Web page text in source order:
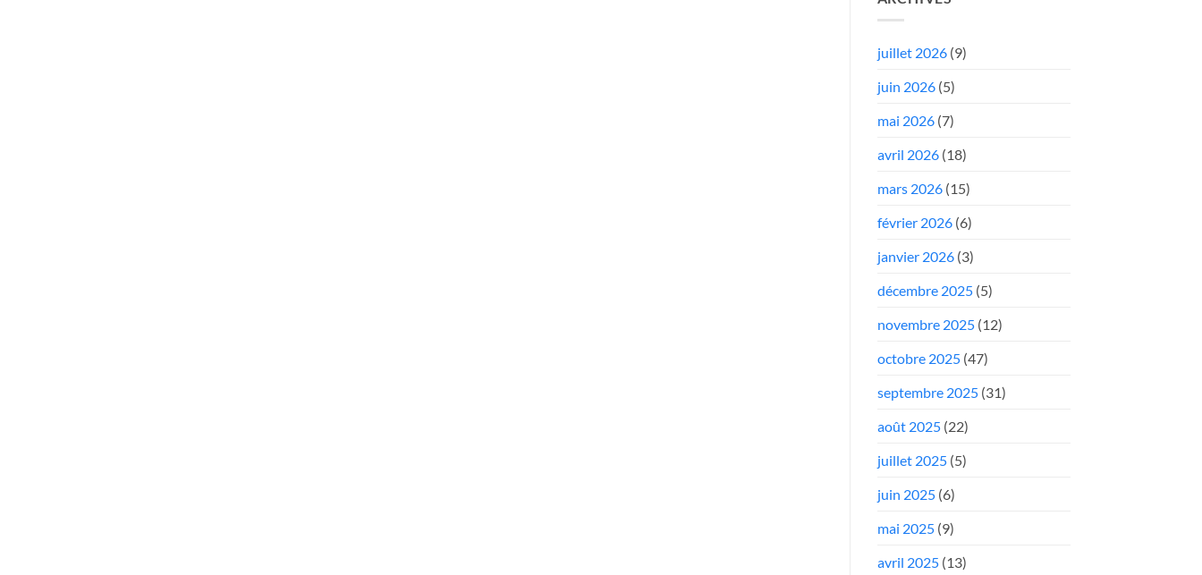
juillet 2026(9)
juin 2026(5)
mai 2026(7)
avril 2026(18)
mars 2026(15)
février 2026(6)
janvier 2026(3)
décembre 2025(5)
novembre 2025(12)
octobre 2025(47)
septembre 2025(31)
août 2025(22)
juillet 2025(5)
juin 2025(6)
mai 2025(9)
avril 2025(13)